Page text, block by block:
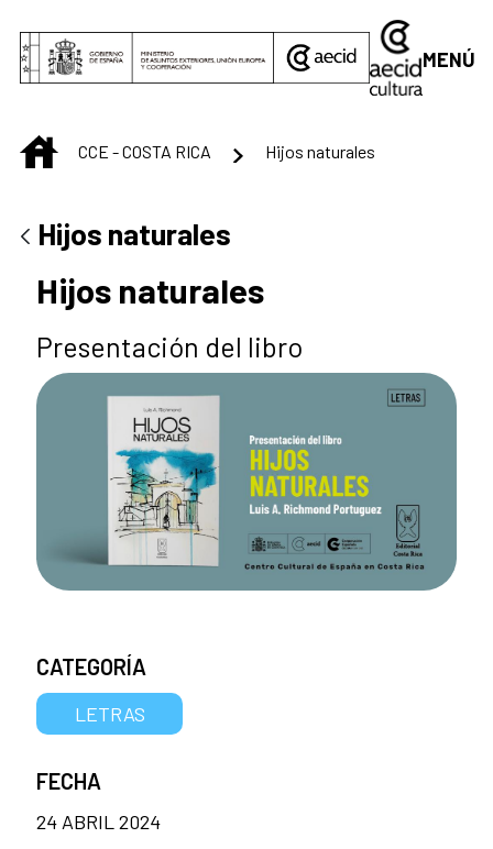
MENÚ
INICIO
CCE - COSTA RICA Hijos naturales
Hijos naturales
Hijos naturales
Presentación del libro
CATEGORÍA
LETRAS
FECHA
24 ABRIL 2024